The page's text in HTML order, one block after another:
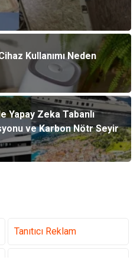
Kullanımı Neden
Yapay Zeka Tabanlı
ve Karbon Nötr Seyir
Tanıtıcı Reklam